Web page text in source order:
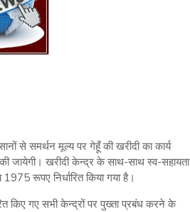
से समर्थन मूल्य पर गेहूँ की खरीदी का कार्य
जायेगी। खरीदी केन्द्र के साथ-साथ स्व-सहायता
रूपए निर्धारित किया गया है।
किए गए सभी केन्द्रों पर पुख्ता प्रबंध करने के